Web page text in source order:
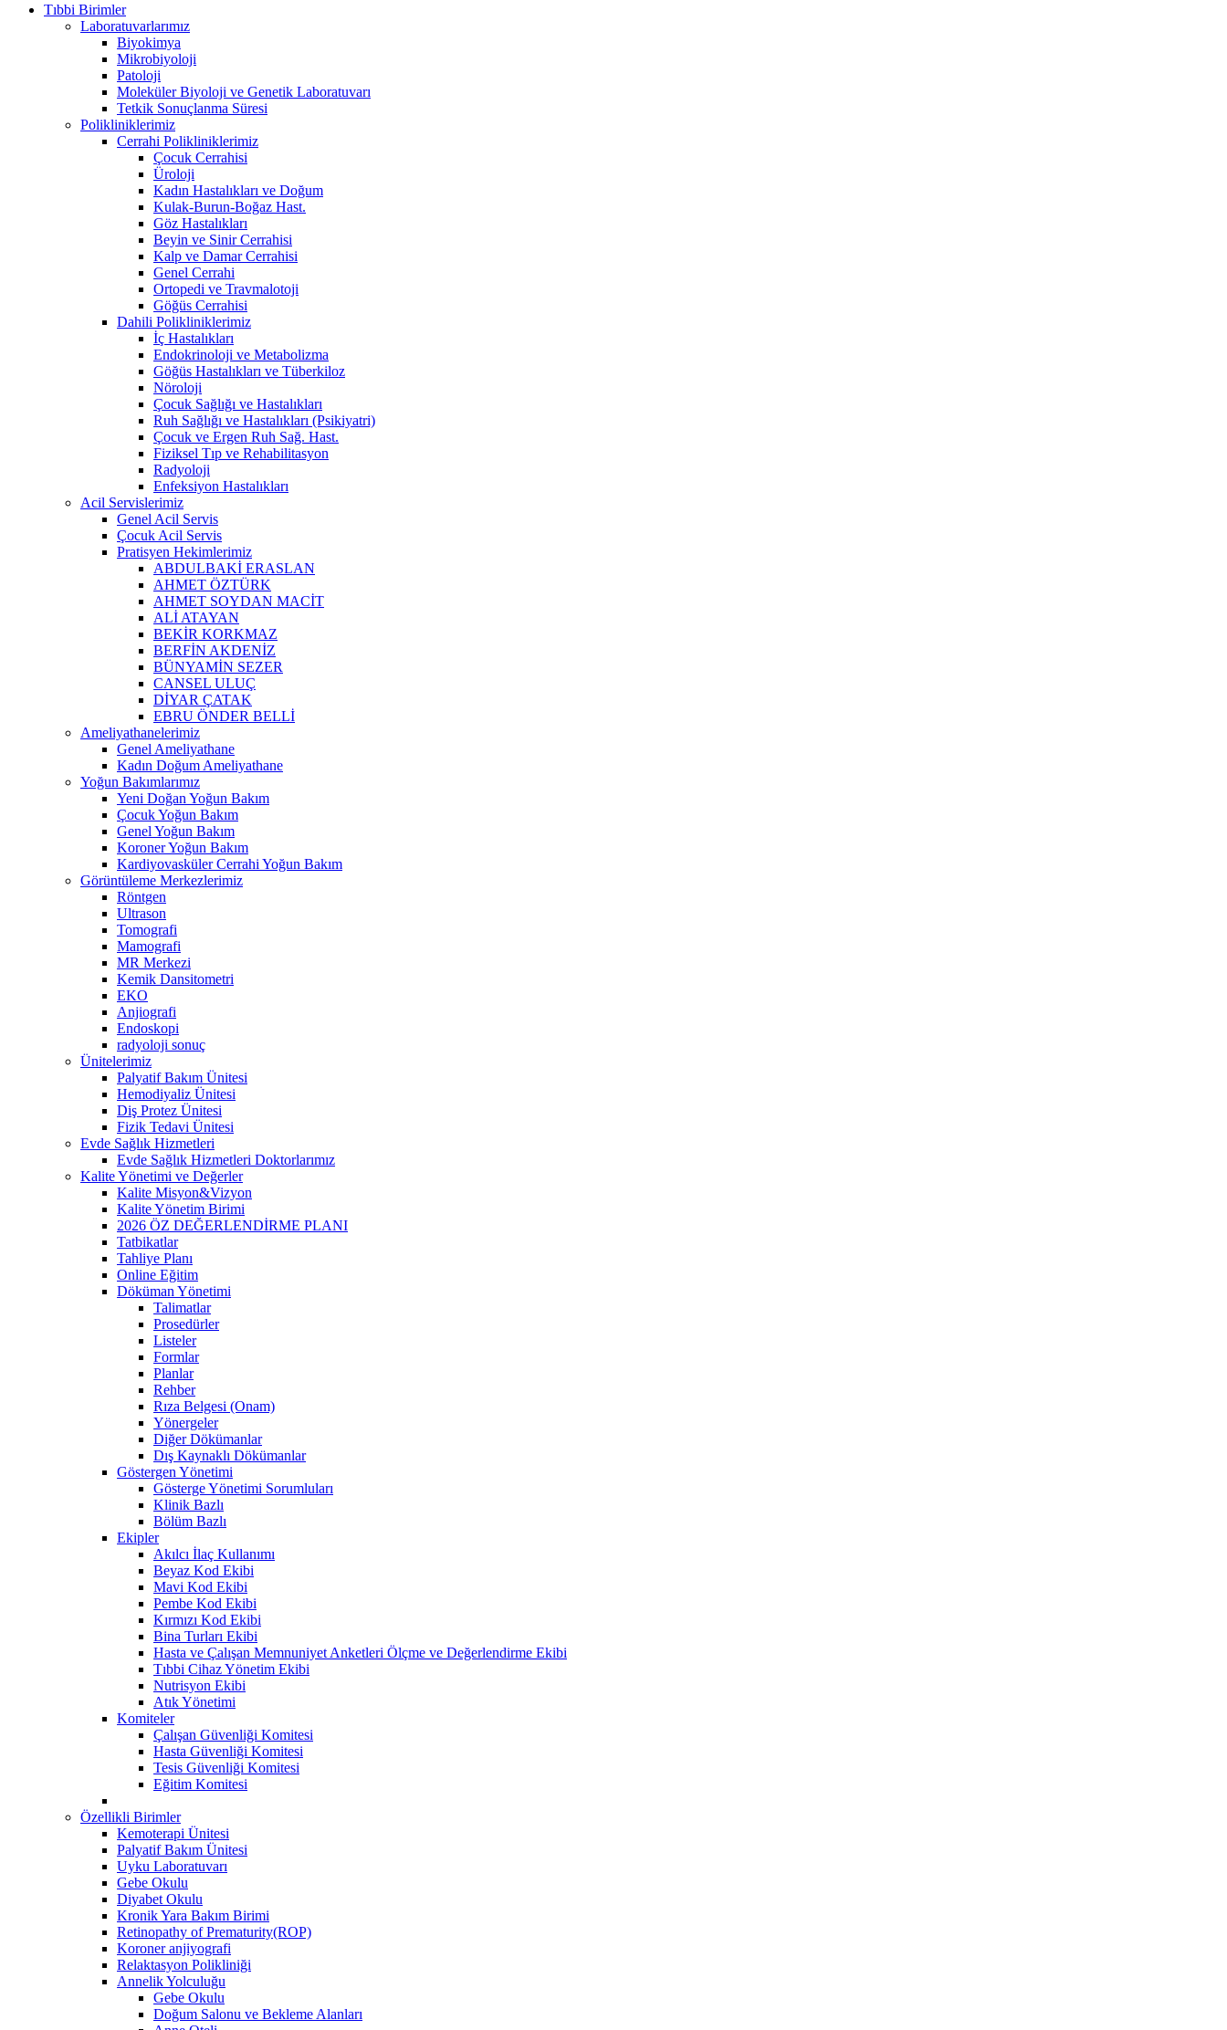
Tıbbi Birimler
Laboratuvarlarımız
Biyokimya
Mikrobiyoloji
Patoloji
Moleküler Biyoloji ve Genetik Laboratuvarı
Tetkik Sonuçlanma Süresi
Polikliniklerimiz
Cerrahi Polikliniklerimiz
Çocuk Cerrahisi
Üroloji
Kadın Hastalıkları ve Doğum
Kulak-Burun-Boğaz Hast.
Göz Hastalıkları
Beyin ve Sinir Cerrahisi
Kalp ve Damar Cerrahisi
Genel Cerrahi
Ortopedi ve Travmalotoji
Göğüs Cerrahisi
Dahili Polikliniklerimiz
İç Hastalıkları
Endokrinoloji ve Metabolizma
Göğüs Hastalıkları ve Tüberkiloz
Nöroloji
Çocuk Sağlığı ve Hastalıkları
Ruh Sağlığı ve Hastalıkları (Psikiyatri)
Çocuk ve Ergen Ruh Sağ. Hast.
Fiziksel Tıp ve Rehabilitasyon
Radyoloji
Enfeksiyon Hastalıkları
Acil Servislerimiz
Genel Acil Servis
Çocuk Acil Servis
Pratisyen Hekimlerimiz
ABDULBAKİ ERASLAN
AHMET ÖZTÜRK
AHMET SOYDAN MACİT
ALİ ATAYAN
BEKİR KORKMAZ
BERFİN AKDENİZ
BÜNYAMİN SEZER
CANSEL ULUÇ
DİYAR ÇATAK
EBRU ÖNDER BELLİ
Ameliyathanelerimiz
Genel Ameliyathane
Kadın Doğum Ameliyathane
Yoğun Bakımlarımız
Yeni Doğan Yoğun Bakım
Çocuk Yoğun Bakım
Genel Yoğun Bakım
Koroner Yoğun Bakım
Kardiyovasküler Cerrahi Yoğun Bakım
Görüntüleme Merkezlerimiz
Röntgen
Ultrason
Tomografi
Mamografi
MR Merkezi
Kemik Dansitometri
EKO
Anjiografi
Endoskopi
radyoloji sonuç
Ünitelerimiz
Palyatif Bakım Ünitesi
Hemodiyaliz Ünitesi
Diş Protez Ünitesi
Fizik Tedavi Ünitesi
Evde Sağlık Hizmetleri
Evde Sağlık Hizmetleri Doktorlarımız
Kalite Yönetimi ve Değerler
Kalite Misyon&Vizyon
Kalite Yönetim Birimi
2026 ÖZ DEĞERLENDİRME PLANI
Tatbikatlar
Tahliye Planı
Online Eğitim
Döküman Yönetimi
Talimatlar
Prosedürler
Listeler
Formlar
Planlar
Rehber
Rıza Belgesi (Onam)
Yönergeler
Diğer Dökümanlar
Dış Kaynaklı Dökümanlar
Göstergen Yönetimi
Gösterge Yönetimi Sorumluları
Klinik Bazlı
Bölüm Bazlı
Ekipler
Akılcı İlaç Kullanımı
Beyaz Kod Ekibi
Mavi Kod Ekibi
Pembe Kod Ekibi
Kırmızı Kod Ekibi
Bina Turları Ekibi
Hasta ve Çalışan Memnuniyet Anketleri Ölçme ve Değerlendirme Ekibi
Tıbbi Cihaz Yönetim Ekibi
Nutrisyon Ekibi
Atık Yönetimi
Komiteler
Çalışan Güvenliği Komitesi
Hasta Güvenliği Komitesi
Tesis Güvenliği Komitesi
Eğitim Komitesi
Özellikli Birimler
Kemoterapi Ünitesi
Palyatif Bakım Ünitesi
Uyku Laboratuvarı
Gebe Okulu
Diyabet Okulu
Kronik Yara Bakım Birimi
Retinopathy of Prematurity(ROP)
Koroner anjiyografi
Relaktasyon Polikliniği
Annelik Yolculuğu
Gebe Okulu
Doğum Salonu ve Bekleme Alanları